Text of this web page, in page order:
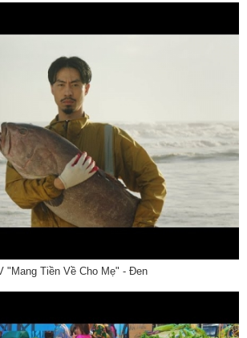
"Mang Tiền Về Cho Mẹ" - Đen